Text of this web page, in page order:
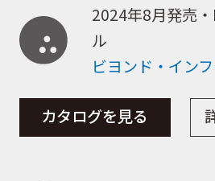
2024年8月発売
ル
ビヨンド・イン
カタログを見る